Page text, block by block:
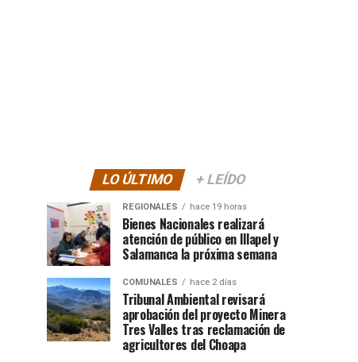
LO ÚLTIMO + LEÍDO
REGIONALES hace 19 horas
Bienes Nacionales realizará
atención de público en Illapel y
Salamanca la próxima semana
COMUNALES hace 2 días
Tribunal Ambiental revisará
aprobación del proyecto Minera
Tres Valles tras reclamación de
agricultores del Choapa